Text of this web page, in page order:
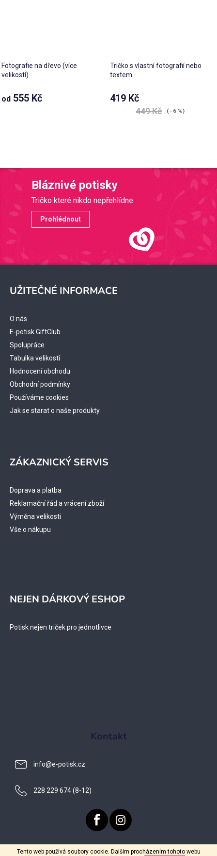
Tento web používá soubory cookie. Dalším procházením tohoto webu
Fotografie na dřevo (více
velikostí)
od 555 Kč
Tričko s vlastní fotografií nebo
textem
419 Kč
449 Kč (–6 %)
Bláznivé potisky
Tričko které nikdo nepřehlídne
Prohlédnout
UŽITEČNÉ INFORMACE
O nás
E-potisk GiftClub
Spolupráce
Tabulka velikostí
Hodnocení obchodu
Obchodní podmínky
Používáme cookies
Jak se starat o naše produkty
ZÁKAZNICKÝ SERVIS
Doprava a platba
Reklamační řád a vrácení zboží
Výměna velikosti
Vše o nákupu
NEJEN DÁRKOVÝ ESHOP
Potisk nejen triček pro jednotlivce
Kontakt
info@e-potisk.cz
228 229 674 (8-12)